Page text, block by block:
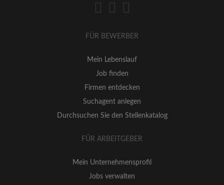
FÜR BEWERBER
Mein Lebenslauf
Job finden
Firmen entdecken
Suchagent anlegen
Durchsuchen Sie den Stellenkatalog
FÜR ARBEITGEBER
Mein Unternehmensprofil
Jobs verwalten